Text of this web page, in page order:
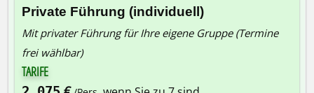
Private Führung (individuell)
Mit privater Führung für Ihre eigene Gruppe (Termine
frei wählbar)
TARIFE